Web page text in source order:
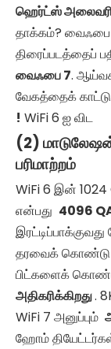
ஹெர்ட்ஸ்
தாக்கம்? வைஃபை
திரைப்படத்தைப்
வைஃபை7.
வேகத்தைக்
! WiFi 6 ஐ விட
(2)
பரிமாற்றம்
WiFi 6 இன் 1024
என்பது 4096
தரவைக் கொண்டு
பிட்களைக்
அதிகரிக்கிறது.
WiFi 7 அனுப்பும்
ஹோம்